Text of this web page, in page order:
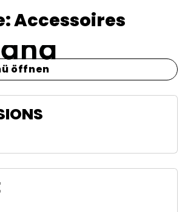
Accessoires
öffnen